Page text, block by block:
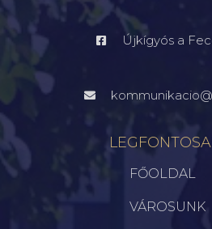
Újkígyós a
FŐOLDAL
VÁROSUNK